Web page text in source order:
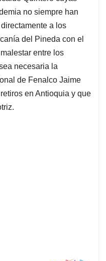
no siempre han
a los
del Pineda con el
entre los
necesaria la
de Fenalco Jaime
en Antioquia y que